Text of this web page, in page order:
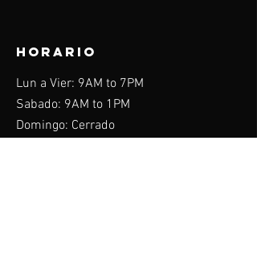
HORARIO
Lun a Vier: 9AM to 7PM
Sabado: 9AM to 1PM
Domingo: Cerrado